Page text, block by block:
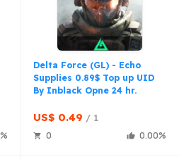
Delta Force (GL) - Echo
Supplies 0.89$ Top up UID
By Inblack Opne 24 hr.
US$ 0.49 1
0 0.00